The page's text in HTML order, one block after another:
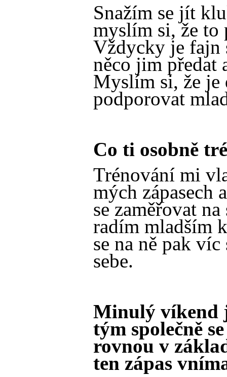
Snažím se jít
myslím si, že to
Vždycky je fajn
něco jim předat
Myslím si, že je
podporovat
Co ti osobně
Trénování mi
mých zápasech
se zaměřovat
radím mladším
se na ně pak
sebe.
Minulý víkend
tým společně
rovnou v
ten zápas